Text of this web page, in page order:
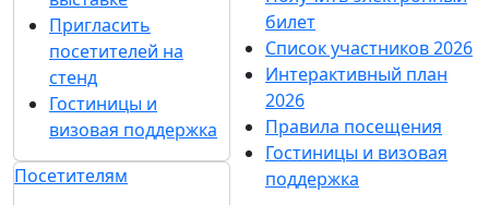
Пригласить
посетителей на
стенд
Гостиницы и
визовая поддержка
Посетителям
билет
Список участников 2026
Интерактивный план
2026
Правила посещения
Гостиницы и визовая
поддержка